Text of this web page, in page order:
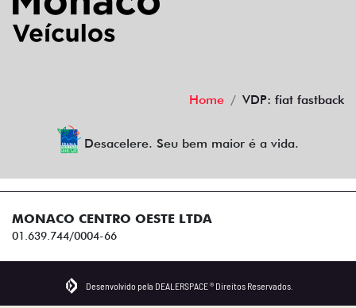
Home VDP: fiat fastback
Desacelere. Seu bem maior é a vida.
MONACO CENTRO OESTE LTDA
01.639.744/0004-66
Desenvolvido pela DEALERSPACE ® Direitos Reservados.